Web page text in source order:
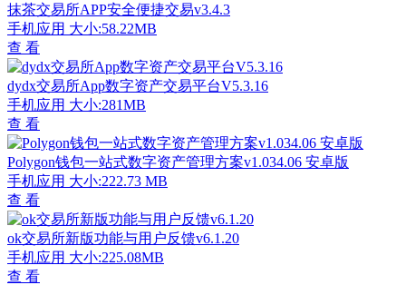
抹茶交易所APP安全便捷交易v3.4.3
手机应用 大小:58.22MB
查 看
dydx交易所App数字资产交易平台V5.3.16
手机应用 大小:281MB
查 看
Polygon钱包一站式数字资产管理方案v1.034.06 安卓版
手机应用 大小:222.73 MB
查 看
ok交易所新版功能与用户反馈v6.1.20
手机应用 大小:225.08MB
查 看